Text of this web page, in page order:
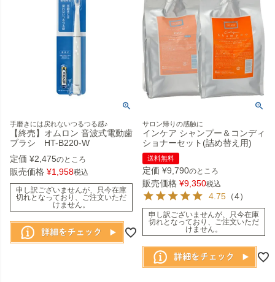
手磨きには戻れないつるつる感♪
【終売】オムロン 音波式電動歯
ブラシ HT-B220-W
定価 ¥2,475のところ
販売価格 ¥1,958税込
申し訳ございませんが、只今在庫
切れとなっており、ご注文いただ
けません。
サロン帰りの感触に
インケア シャンプー＆コンディ
ショナーセット(詰め替え用)
送料無料
定価 ¥9,790のところ
販売価格 ¥9,350税込
4.75 （4）
申し訳ございませんが、只今在庫
切れとなっており、ご注文いただ
けません。